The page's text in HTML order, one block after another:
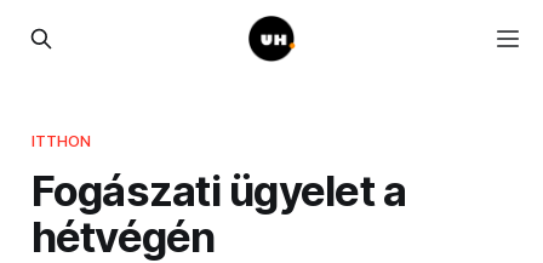
ITTHON
Fogászati ügyelet a
hétvégén